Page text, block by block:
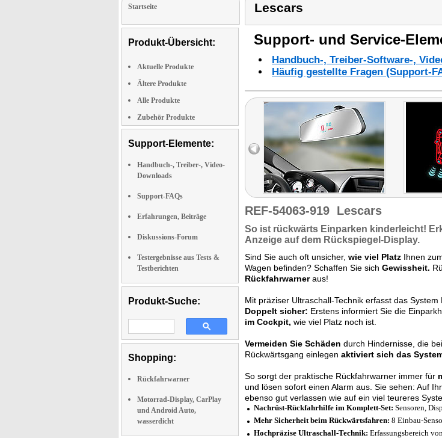
Startseite
Produkt-Übersicht:
Aktuelle Produkte
Ältere Produkte
Alle Produkte
Zubehör Produkte
Support-Elemente:
Handbuch-, Treiber-, Video-
Downloads
Support-FAQs
Erfahrungen, Beiträge
Diskussions-Forum
Testergebnisse aus Tests &
Testberichten
Produkt-Suche:
Shopping:
Rückfahrwarner
Motorrad-Display, CarPlay
und Android Auto,
wasserdicht
Lescars
Support- und Service-
Handbuch-, Treiber-Software-,
Häufig gestellte Fragen (Support-
REF-54063-919 Lescars
So ist rückwärts Einparken kinderleicht!
Anzeige auf dem Rückspiegel-Display.
Sind Sie auch oft unsicher, wie viel Platz Ihnen
Wagen befinden? Schaffen Sie sich Gewissheit.
Rückfahrwarneraus!
Mit präziser Ultraschall-Technik erfasst das
Doppelt sicher: Erstens informiert Sie die
im Cockpit, wie viel Platz noch ist.
Vermeiden Sie Schäden durch Hindernisse, die
Rückwärtsgang einlegen aktiviert sich das
So sorgt der praktische Rückfahrwarner immer für
und lösen sofort einen Alarm aus. Sie sehen: Auf
ebenso gut verlassen wie auf ein viel teureres
Nachrüst-Rückfahrhilfe im Komplett-Set: Sensoren,
Mehr Sicherheit beim Rückwärtsfahren: 8 Einbau-
Hochpräzise Ultraschall-Technik: Erfassungsbereich